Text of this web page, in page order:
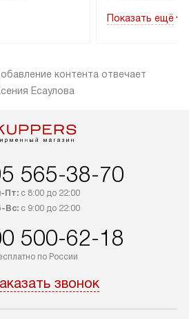
отправлен
трех дней.
компанию.
доставит ваш
в Москве.
при
служба
подключается к
за пределы
от категории
найти на нашем
Показать ещё
контента отвечает
Есаулова
565-38-70
Пт:с 8:00 до 22:00
Вс:с 9:00 до 22:00
500-62-18
по России
звонок